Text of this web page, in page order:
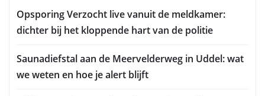
Opsporing Verzocht live vanuit de meldkamer:
dichter bij het kloppende hart van de politie
Saunadiefstal aan de Meervelderweg in Uddel: wat
we weten en hoe je alert blijft